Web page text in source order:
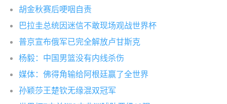
胡金秋赛后哽咽自责
巴拉圭总统因迷信不敢现场观战世界杯
普京宣布俄军已完全解放卢甘斯克
杨毅：中国男篮没有内线杀伤
媒体：佛得角输给阿根廷赢了全世界
孙颖莎王楚钦无缘混双冠军